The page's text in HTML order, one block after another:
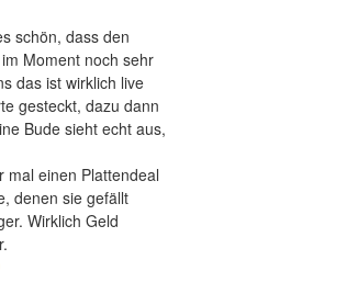
schön, dass den
Moment noch sehr
das ist wirklich live
gesteckt, dazu dann
Bude sieht echt aus,
mal einen Plattendeal
denen sie gefällt
Wirklich Geld